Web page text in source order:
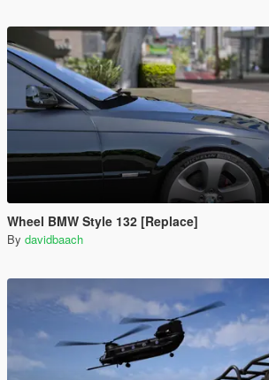
Wheel BMW Style 132 [Replace]
By davidbaach